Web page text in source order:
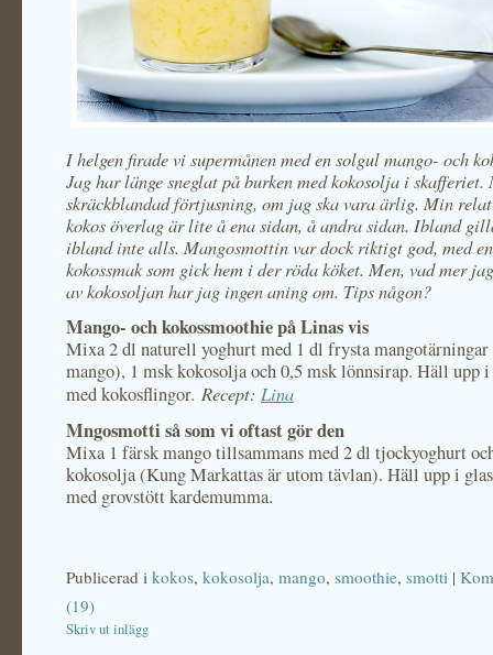
I helgen firade vi supermånen med en solgul mango- och
Jag har länge sneglat på burken med kokosolja i skafferiet.
skräckblandad förtjusning, om jag ska vara ärlig. Min
kokos överlag är lite å ena sidan, å andra sidan. Ibland
ibland inte alls. Mangosmottin var dock riktigt god, med
kokossmak som gick hem i der röda köket. Men, vad mer
av kokosoljan har jag ingen aning om. Tips någon?
Mango- och kokossmoothie på Linas vis
Mixa 2 dl naturell yoghurt med 1 dl frysta
mango), 1 msk kokosolja och 0,5 msk lönnsirap. Häll upp i
med kokosflingor. Recept: Lina
Mngosmotti så som vi oftast gör den
Mixa 1 färsk mango tillsammans med 2 dl tjockyoghurt
kokosolja (Kung Markattas är utom tävlan). Häll upp i
med grovstött kardemumma.
Publicerad i kokos, kokosolja, mango, smoothie, smotti |
(19)
Skriv ut inlägg